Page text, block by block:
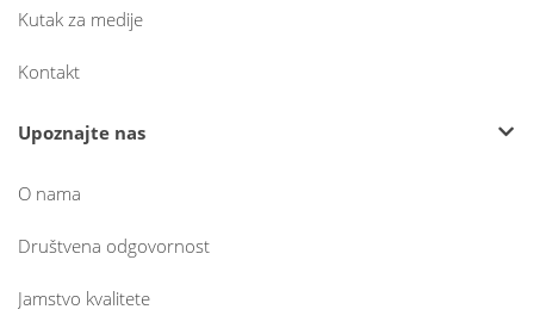
Kutak za medije
Kontakt
Upoznajte nas
O nama
Društvena odgovornost
Jamstvo kvalitete